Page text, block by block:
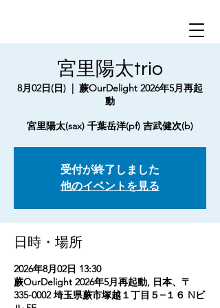
宮里陽太trio
8月02日(日)
  |
蕨OurDelight 2026年5月再起
動
宮里陽太(sax) 千葉岳洋(pf) 吉武健次(b)
受付が終了しました
他のイベントを見る
日時・場所
2026年8月02日 13:30
蕨OurDelight 2026年5月再起動, 日本、〒
335-0002 埼玉県蕨市塚越１丁目５−１６ Nビ